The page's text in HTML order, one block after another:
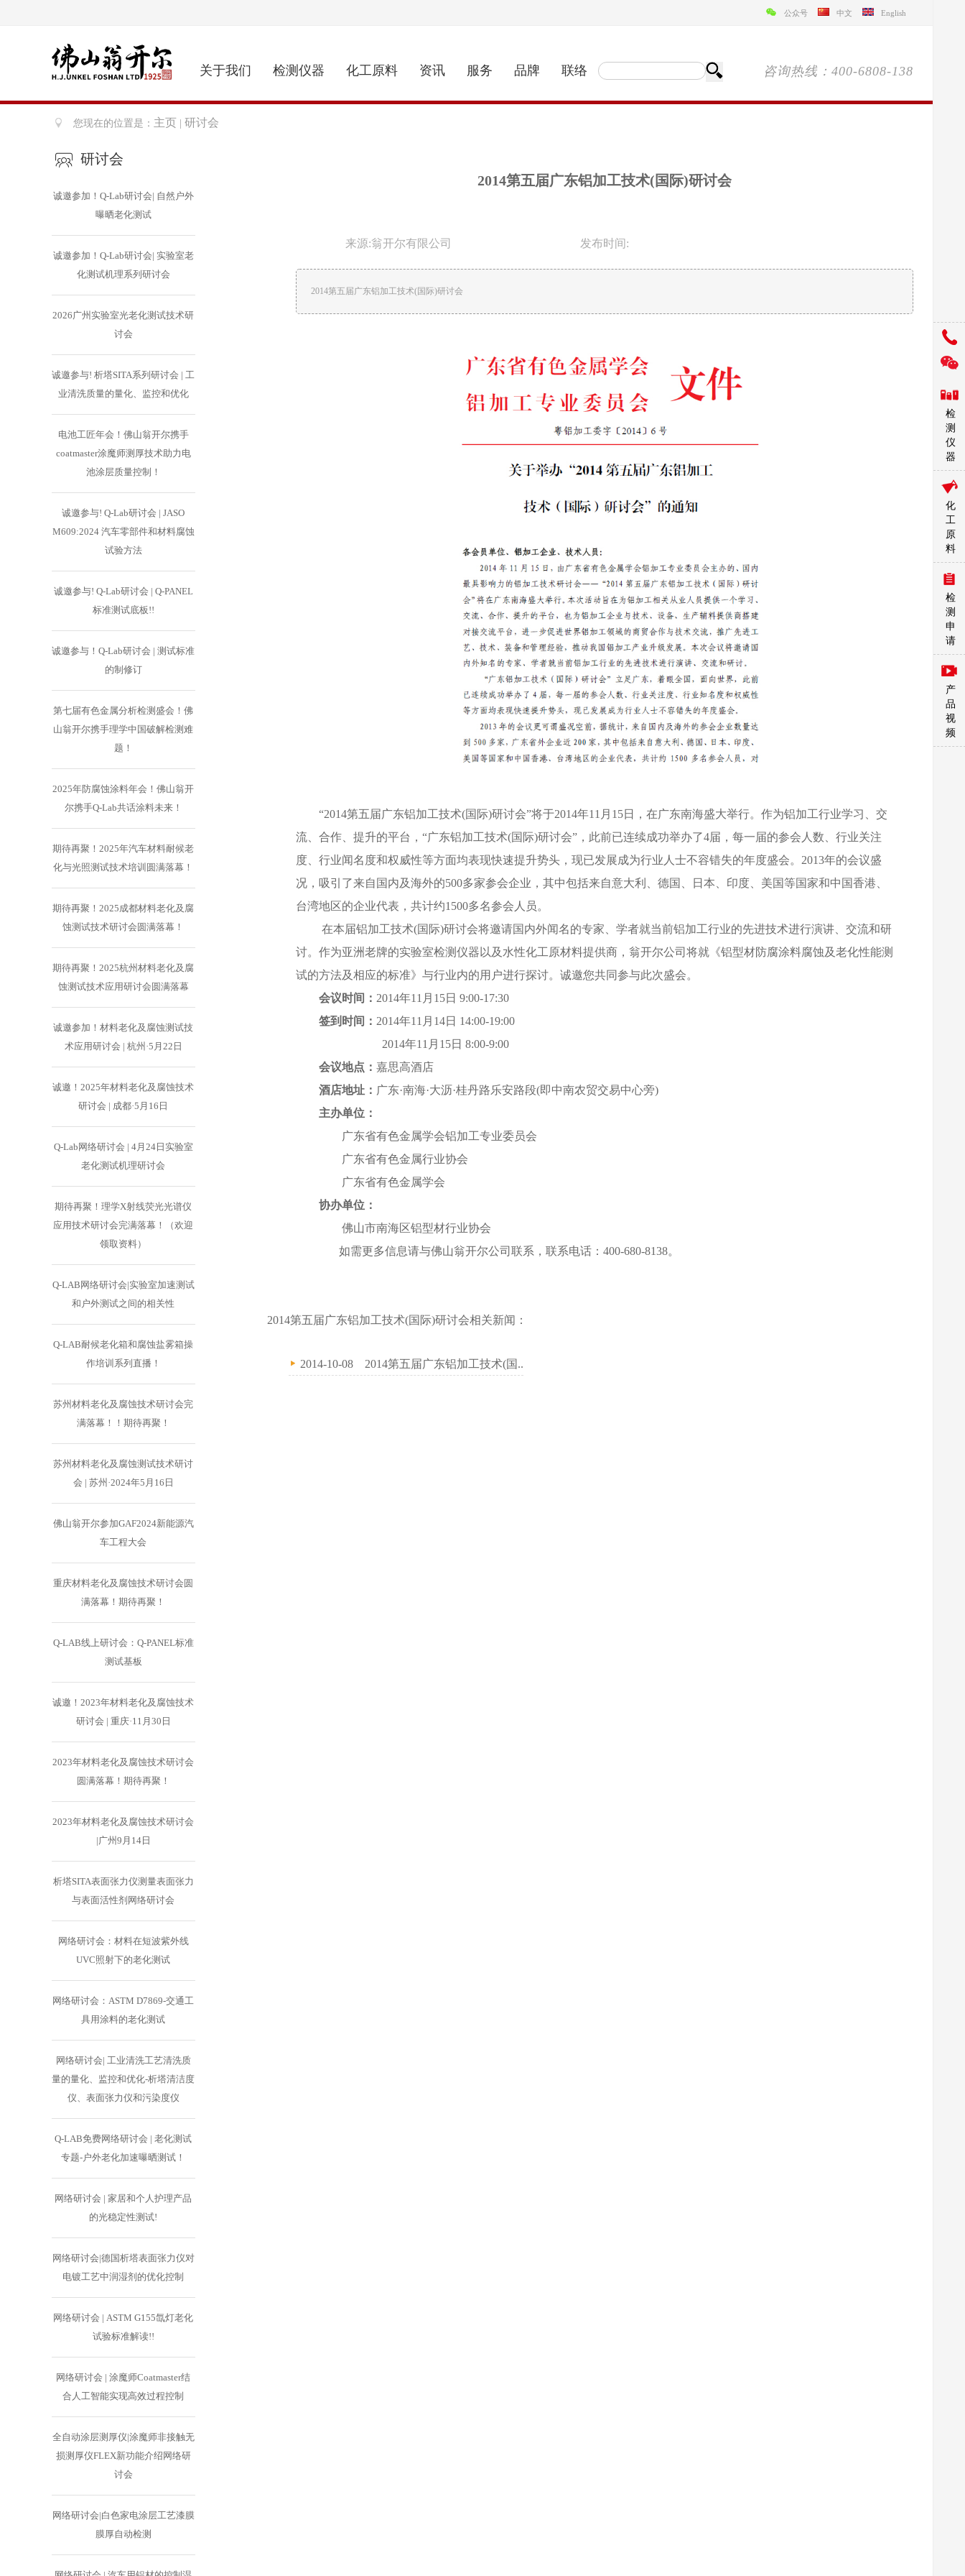
公众号 中文 English
关于我们 检测仪器 化工原料 资讯 服务 品牌 联络 咨询热线：400-6808-138
您现在的位置是： 主页 研讨会
研讨会
诚邀参加！Q-Lab研讨会| 自然户外
曝晒老化测试
诚邀参加！Q-Lab研讨会| 实验室老
化测试机理系列研讨会
2026广州实验室光老化测试技术研
讨会
诚邀参与! 析塔SITA系列研讨会 | 工
业清洗质量的量化、监控和优化
电池工匠年会！佛山翁开尔携手
coatmaster涂魔师测厚技术助力电
池涂层质量控制！
诚邀参与! Q-Lab研讨会 | JASO
M609:2024 汽车零部件和材料腐蚀
试验方法
诚邀参与! Q-Lab研讨会 | Q-PANEL
标准测试底板!!
诚邀参与！Q-Lab研讨会 | 测试标准
的制修订
第七届有色金属分析检测盛会！佛
山翁开尔携手理学中国破解检测难
题！
2025年防腐蚀涂料年会！佛山翁开
尔携手Q-Lab共话涂料未来！
期待再聚！2025年汽车材料耐候老
化与光照测试技术培训圆满落幕！
期待再聚！2025成都材料老化及腐
蚀测试技术研讨会圆满落幕！
期待再聚！2025杭州材料老化及腐
蚀测试技术应用研讨会圆满落幕
诚邀参加！材料老化及腐蚀测试技
术应用研讨会 | 杭州·5月22日
诚邀！2025年材料老化及腐蚀技术
研讨会 | 成都·5月16日
Q-Lab网络研讨会 | 4月24日实验室
老化测试机理研讨会
期待再聚！理学X射线荧光光谱仪
应用技术研讨会完满落幕！（欢迎
领取资料）
Q-LAB网络研讨会|实验室加速测试
和户外测试之间的相关性
Q-LAB耐候老化箱和腐蚀盐雾箱操
作培训系列直播！
苏州材料老化及腐蚀技术研讨会完
满落幕！！期待再聚！
苏州材料老化及腐蚀测试技术研讨
会 | 苏州·2024年5月16日
佛山翁开尔参加GAF2024新能源汽
车工程大会
重庆材料老化及腐蚀技术研讨会圆
满落幕！期待再聚！
Q-LAB线上研讨会：Q-PANEL标准
测试基板
诚邀！2023年材料老化及腐蚀技术
研讨会 | 重庆·11月30日
2023年材料老化及腐蚀技术研讨会
圆满落幕！期待再聚！
2023年材料老化及腐蚀技术研讨会
|广州9月14日
析塔SITA表面张力仪测量表面张力
与表面活性剂网络研讨会
网络研讨会：材料在短波紫外线
UVC照射下的老化测试
网络研讨会：ASTM D7869-交通工
具用涂料的老化测试
网络研讨会| 工业清洗工艺清洗质
量的量化、监控和优化-析塔清洁度
仪、表面张力仪和污染度仪
Q-LAB免费网络研讨会 | 老化测试
专题-户外老化加速曝晒测试！
网络研讨会 | 家居和个人护理产品
的光稳定性测试!
网络研讨会|德国析塔表面张力仪对
电镀工艺中润湿剂的优化控制
网络研讨会 | ASTM G155氙灯老化
试验标准解读!!
网络研讨会 | 涂魔师Coatmaster结
合人工智能实现高效过程控制
全自动涂层测厚仪|涂魔师非接触无
损测厚仪FLEX新功能介绍网络研
讨会
网络研讨会|白色家电涂层工艺漆膜
膜厚自动检测
2014第五届广东铝加工技术(国际)研讨会
来源:翁开尔有限公司 发布时间:
2014第五届广东铝加工技术(国际)研讨会
“2014第五届广东铝加工技术(国际)研讨会”将于2014年11月15日，在广东南海盛大举行。作为铝加工行业学习、交
流、合作、提升的平台，“广东铝加工技术(国际)研讨会”，此前已连续成功举办了4届，每一届的参会人数、行业关注
度、行业闻名度和权威性等方面均表现快速提升势头，现已发展成为行业人士不容错失的年度盛会。2013年的会议盛
况，吸引了来自国内及海外的500多家参会企业，其中包括来自意大利、德国、日本、印度、美国等国家和中国香港、
台湾地区的企业代表，共计约1500多名参会人员。
在本届铝加工技术(国际)研讨会将邀请国内外闻名的专家、学者就当前铝加工行业的先进技术进行演讲、交流和研
讨。作为亚洲老牌的实验室检测仪器以及水性化工原材料提供商，翁开尔公司将就《铝型材防腐涂料腐蚀及老化性能测
试的方法及相应的标准》与行业内的用户进行探讨。诚邀您共同参与此次盛会。
会议时间： 2014年11月15日 9:00-17:30
签到时间： 2014年11月14日 14:00-19:00
2014年11月15日 8:00-9:00
会议地点： 嘉思高酒店
酒店地址： 广东·南海·大沥·桂丹路乐安路段(即中南农贸交易中心旁)
主办单位：
广东省有色金属学会铝加工专业委员会
广东省有色金属行业协会
广东省有色金属学会
协办单位：
佛山市南海区铝型材行业协会
如需更多信息请与佛山翁开尔公司联系，联系电话：400-680-8138。
2014第五届广东铝加工技术(国际)研讨会相关新闻：
2014-10-08 2014第五届广东铝加工技术(国..
检
测
仪
器
化
工
原
料
检
测
申
请
产
品
视
频